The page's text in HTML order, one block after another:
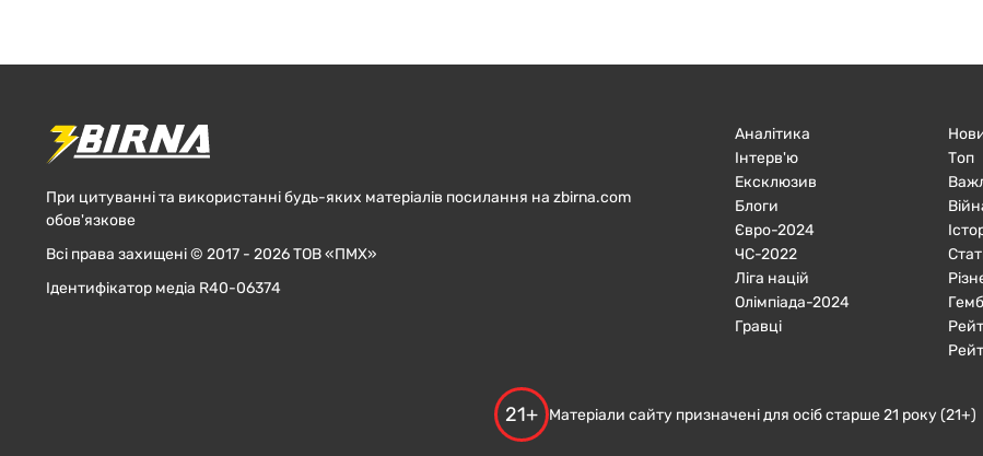
При цитуванні та використанні будь-яких матеріалів посилання на zbirna.com
обов'язкове
Всі права захищені © 2017 - 2026 ТОВ «ПМХ»
Ідентифікатор медіа R40-06374
Аналітика
Інтерв'ю
Ексклюзив
Блоги
Євро-2024
ЧC-2022
Ліга націй
Олімпіада-2024
Гравці
Топ
21+ Матеріали сайту призначені для осіб старше 21 року (21+)